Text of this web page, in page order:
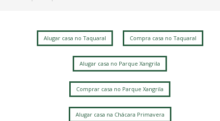
Jardim Bela Vista
Alugar casa no Taquaral Compra casa no Taquaral
Alugar casa no Parque Xangrila
Comprar casa no Parque Xangrila
Alugar casa na Chácara Primavera